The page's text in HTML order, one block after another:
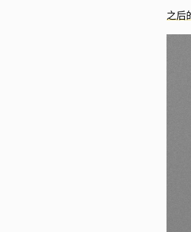
之后